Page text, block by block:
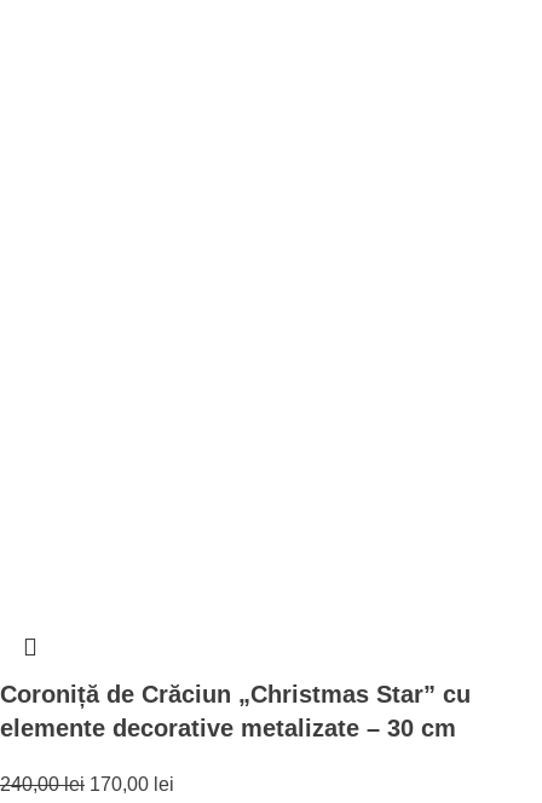
Coroniță de Crăciun „Christmas Star” cu
elemente decorative metalizate – 30 cm
240,00lei 170,00 lei